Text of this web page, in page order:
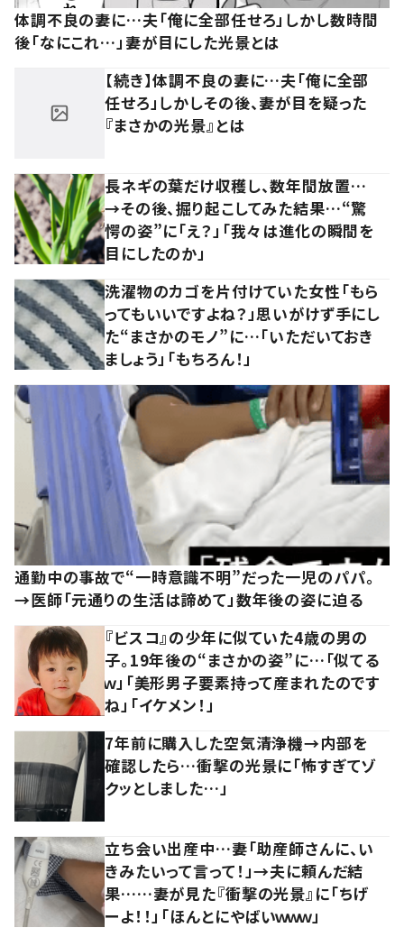
体調不良の妻に…夫「俺に全部任せろ」しかし数時間
後「なにこれ…」妻が目にした光景とは
【続き】体調不良の妻に…夫「俺に全部
任せろ」しかしその後、妻が目を疑った
『まさかの光景』とは
長ネギの葉だけ収穫し、数年間放置…
→その後、掘り起こしてみた結果…“驚
愕の姿”に「え？」「我々は進化の瞬間を
目にしたのか」
洗濯物のカゴを片付けていた女性「もら
ってもいいですよね？」思いがけず手にし
た“まさかのモノ”に…「いただいておき
ましょう」「もちろん！」
通勤中の事故で“一時意識不明”だった一児のパパ。
→医師「元通りの生活は諦めて」数年後の姿に迫る
『ビスコ』の少年に似ていた4歳の男の
子。19年後の“まさかの姿”に…「似てる
ｗ」「美形男子要素持って産まれたのです
ね」「イケメン！」
7年前に購入した空気清浄機→内部を
確認したら…衝撃の光景に「怖すぎてゾ
クッとしました…」
立ち会い出産中…妻「助産師さんに、い
きみたいって言って！」→夫に頼んだ結
果……妻が見た『衝撃の光景』に「ちげ
ーよ！！」「ほんとにやばいｗｗｗ」